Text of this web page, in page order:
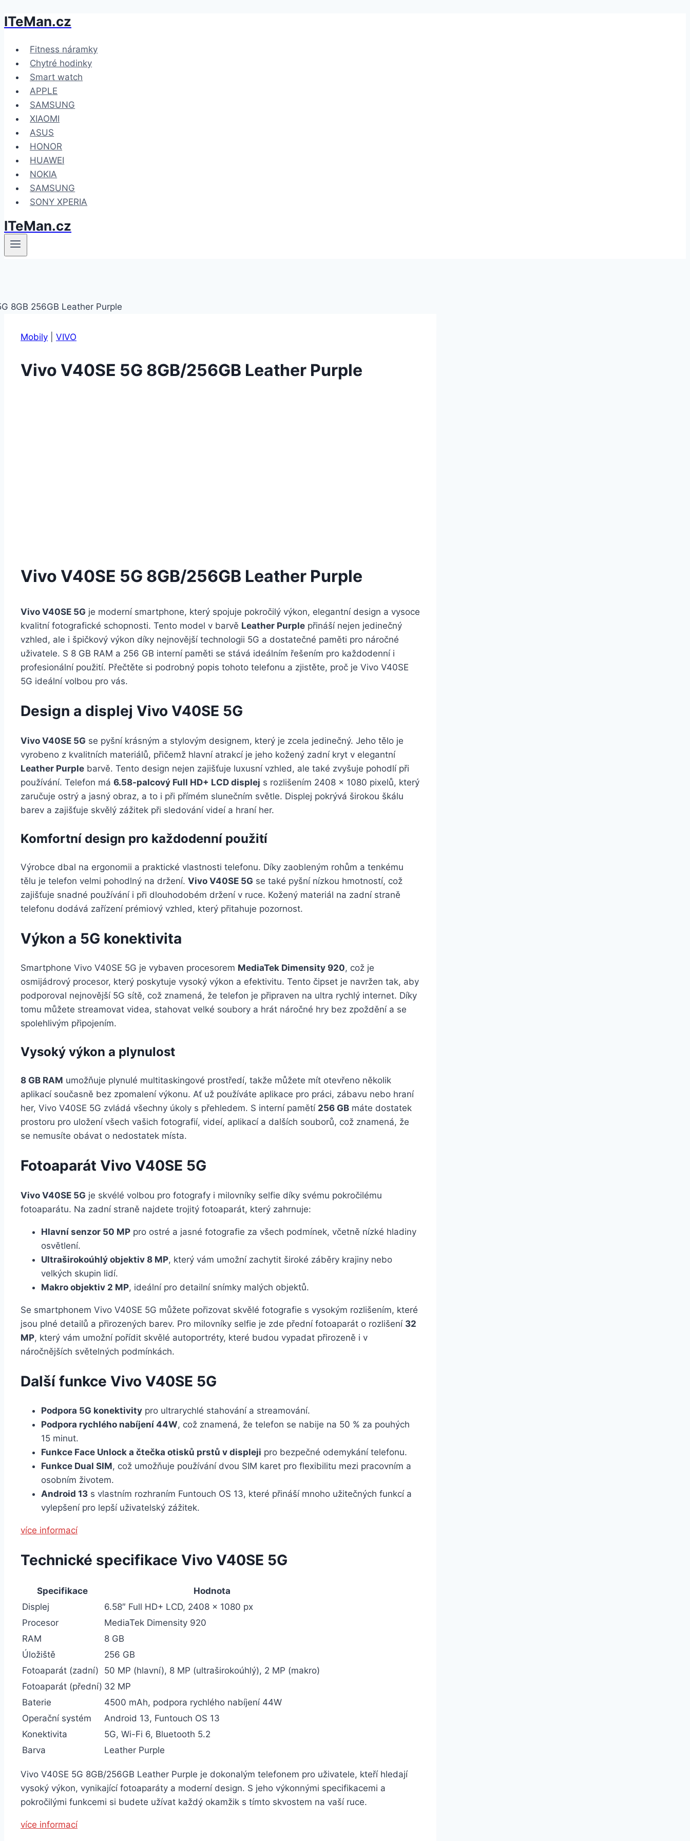
Přeskočit
obsah
ITeMan.cz
Fitness náramky
Chytré hodinky
Smart watch
APPLE
SAMSUNG
XIAOMI
ASUS
HONOR
HUAWEI
NOKIA
SAMSUNG
SONY XPERIA
ITeMan.cz
Mobily VIVO
Vivo V40SE 5G 8GB/256GB Leather Purple
Vivo V40SE 5G 8GB/256GB Leather Purple
Vivo V40SE 5G je moderní smartphone, který spojuje pokročilý výkon, elegantní design a vysoce
kvalitní fotografické schopnosti. Tento model v barvě Leather Purple přináší nejen jedinečný
vzhled, ale i špičkový výkon díky nejnovější technologii 5G a dostatečné paměti pro náročné
uživatele. S 8 GB RAM a 256 GB interní paměti se stává ideálním řešením pro každodenní i
profesionální použití. Přečtěte si podrobný popis tohoto telefonu a zjistěte, proč je Vivo V40SE
5G ideální volbou pro vás.
Design a displej Vivo V40SE 5G
Vivo V40SE 5G se pyšní krásným a stylovým designem, který je zcela jedinečný. Jeho tělo je
vyrobeno z kvalitních materiálů, přičemž hlavní atrakcí je jeho kožený zadní kryt v elegantní
Leather Purple barvě. Tento design nejen zajišťuje luxusní vzhled, ale také zvyšuje pohodlí při
používání. Telefon má 6.58-palcový Full HD+ LCD displej s rozlišením 2408 x 1080 pixelů, který
zaručuje ostrý a jasný obraz, a to i při přímém slunečním světle. Displej pokrývá širokou škálu
barev a zajišťuje skvělý zážitek při sledování videí a hraní her.
Komfortní design pro každodenní použití
Výrobce dbal na ergonomii a praktické vlastnosti telefonu. Díky zaobleným rohům a tenkému
tělu je telefon velmi pohodlný na držení. Vivo V40SE 5G se také pyšní nízkou hmotností, což
zajišťuje snadné používání i při dlouhodobém držení v ruce. Kožený materiál na zadní straně
telefonu dodává zařízení prémiový vzhled, který přitahuje pozornost.
Výkon a 5G konektivita
Smartphone Vivo V40SE 5G je vybaven procesorem MediaTek Dimensity 920, což je
osmijádrový procesor, který poskytuje vysoký výkon a efektivitu. Tento čipset je navržen tak, aby
podporoval nejnovější 5G sítě, což znamená, že telefon je připraven na ultra rychlý internet. Díky
tomu můžete streamovat videa, stahovat velké soubory a hrát náročné hry bez zpoždění a se
spolehlivým připojením.
Vysoký výkon a plynulost
8 GB RAM umožňuje plynulé multitaskingové prostředí, takže můžete mít otevřeno několik
aplikací současně bez zpomalení výkonu. Ať už používáte aplikace pro práci, zábavu nebo hraní
her, Vivo V40SE 5G zvládá všechny úkoly s přehledem. S interní pamětí 256 GB máte dostatek
prostoru pro uložení všech vašich fotografií, videí, aplikací a dalších souborů, což znamená, že
se nemusíte obávat o nedostatek místa.
Fotoaparát Vivo V40SE 5G
Vivo V40SE 5G je skvélé volbou pro fotografy i milovníky selfie díky svému pokročilému
fotoaparátu. Na zadní straně najdete trojitý fotoaparát, který zahrnuje:
Hlavní senzor 50 MP pro ostré a jasné fotografie za všech podmínek, včetně nízké hladiny
osvětlení.
Ultraširokoúhlý objektiv 8 MP, který vám umožní zachytit široké záběry krajiny nebo
velkých skupin lidí.
Makro objektiv 2 MP, ideální pro detailní snímky malých objektů.
Se smartphonem Vivo V40SE 5G můžete pořizovat skvělé fotografie s vysokým rozlišením, které
jsou plné detailů a přirozených barev. Pro milovníky selfie je zde přední fotoaparát o rozlišení 32
MP, který vám umožní pořídit skvělé autoportréty, které budou vypadat přirozeně i v
náročnějších světelných podmínkách.
Další funkce Vivo V40SE 5G
Podpora 5G konektivity pro ultrarychlé stahování a streamování.
Podpora rychlého nabíjení 44W, což znamená, že telefon se nabije na 50 % za pouhých
15 minut.
Funkce Face Unlock a čtečka otisků prstů v displeji pro bezpečné odemykání telefonu.
Funkce Dual SIM, což umožňuje používání dvou SIM karet pro flexibilitu mezi pracovním a
osobním životem.
Android 13 s vlastním rozhraním Funtouch OS 13, které přináší mnoho užitečných funkcí a
vylepšení pro lepší uživatelský zážitek.
více informací
Technické specifikace Vivo V40SE 5G
Specifikace
Hodnota
Displej
6.58″ Full HD+ LCD, 2408 x 1080 px
Procesor
MediaTek Dimensity 920
RAM
8 GB
Úložiště
256 GB
Fotoaparát (zadní)
50 MP (hlavní), 8 MP (ultraširokoúhlý), 2 MP (makro)
Fotoaparát (přední) 32 MP
Baterie
4500 mAh, podpora rychlého nabíjení 44W
Operační systém
Android 13, Funtouch OS 13
Konektivita
5G, Wi-Fi 6, Bluetooth 5.2
Barva
Leather Purple
Vivo V40SE 5G 8GB/256GB Leather Purple je dokonalým telefonem pro uživatele, kteří hledají
vysoký výkon, vynikající fotoaparáty a moderní design. S jeho výkonnými specifikacemi a
pokročilými funkcemi si budete užívat každý okamžik s tímto skvostem na vaší ruce.
více informací